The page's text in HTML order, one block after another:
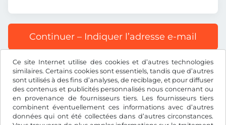
Ce site Internet utilise des cookies et d’autres technologies
similaires. Certains cookies sont essentiels, tandis que d’autres
sont utilisés à des fins d’analyses, de reciblage, et pour diffuser
des contenus et publicités personnalisés nous concernant ou
en provenance de fournisseurs tiers. Les fournisseurs tiers
combinent éventuellement ces informations avec d’autres
données qui ont été collectées dans d’autres circonstances.
Continuer – Indiquer l’adresse e-mail
Tous les prix s’entendent TVA incluse.
CHF